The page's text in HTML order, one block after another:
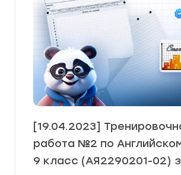
[19.04.2023]
работа №2 по
9 класс (АЯ2290201-02)